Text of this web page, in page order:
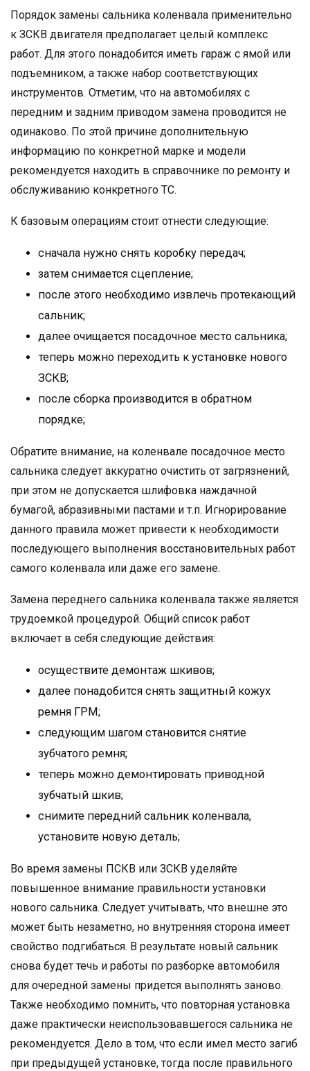
Порядок замены сальника коленвала применительно
к ЗСКВ двигателя предполагает целый комплекс
работ. Для этого понадобится иметь гараж с ямой или
подъемником, а также набор соответствующих
инструментов. Отметим, что на автомобилях с
передним и задним приводом замена проводится не
одинаково. По этой причине дополнительную
информацию по конкретной марке и модели
рекомендуется находить в справочнике по ремонту и
обслуживанию конкретного ТС.
К базовым операциям стоит отнести следующие:
сначала нужно снять коробку передач;
затем снимается сцепление;
после этого необходимо извлечь протекающий
сальник;
далее очищается посадочное место сальника;
теперь можно переходить к установке нового
ЗСКВ;
после сборка производится в обратном
порядке;
Обратите внимание, на коленвале посадочное место
сальника следует аккуратно очистить от загрязнений,
при этом не допускается шлифовка наждачной
бумагой, абразивными пастами и т.п. Игнорирование
данного правила может привести к необходимости
последующего выполнения восстановительных работ
самого коленвала или даже его замене.
Замена переднего сальника коленвала также является
трудоемкой процедурой. Общий список работ
включает в себя следующие действия:
осуществите демонтаж шкивов;
далее понадобится снять защитный кожух
ремня ГРМ;
следующим шагом становится снятие
зубчатого ремня;
теперь можно демонтировать приводной
зубчатый шкив;
снимите передний сальник коленвала,
установите новую деталь;
Во время замены ПСКВ или ЗСКВ уделяйте
повышенное внимание правильности установки
нового сальника. Следует учитывать, что внешне это
может быть незаметно, но внутренняя сторона имеет
свойство подгибаться. В результате новый сальник
снова будет течь и работы по разборке автомобиля
для очередной замены придется выполнять заново.
Также необходимо помнить, что повторная установка
даже практически неиспользовавшегося сальника не
рекомендуется. Дело в том, что если имел место загиб
при предыдущей установке, тогда после правильного